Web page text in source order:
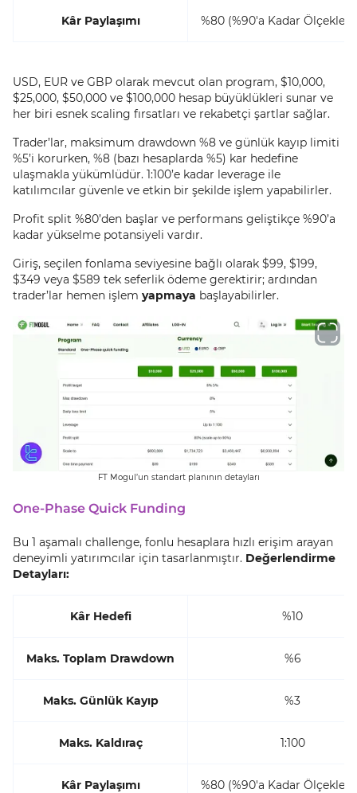
Kâr Paylaşımı %80 (%90'a Kadar
USD, EUR ve GBP olarak mevcut olan program, $10,000,
$25,000, $50,000 ve $100,000 hesap büyüklükleri sunar ve
her biri esnek scaling fırsatları ve rekabetçi şartlar sağlar.
Trader’lar, maksimum drawdown %8 ve günlük kayıp limiti
%5’i korurken, %8 (bazı hesaplarda %5) kar hedefine
ulaşmakla yükümlüdür. 1:100’e kadar leverage ile
katılımcılar güvenle ve etkin bir şekilde işlem yapabilirler.
Profit split %80’den başlar ve performans geliştikçe %90’a
kadar yükselme potansiyeli vardır.
Giriş, seçilen fonlama seviyesine bağlı olarak $99, $199,
$349 veya $589 tek seferlik ödeme gerektirir; ardından
trader’lar hemen işlem yapmaya başlayabilirler.
FT Mogul’un standart planının detayları
One-Phase Quick Funding
Bu 1 aşamalı challenge, fonlu hesaplara hızlı erişim arayan
deneyimli yatırımcılar için tasarlanmıştır. Değerlendirme
Detayları:
Kâr Hedefi %10
Maks. Toplam Drawdown %6
Maks. Günlük Kayıp %3
Maks. Kaldıraç 1:100
Kâr Paylaşımı %80 (%90'a Kadar